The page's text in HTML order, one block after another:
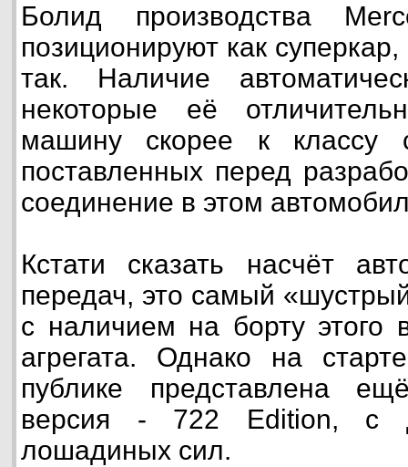
Болид производства
позиционируют как
так. Наличие
некоторые её
машину скорее к классу
поставленных перед
соединение в этом
Кстати сказать насчёт
передач, это самый
с наличием на борту этого
агрегата. Однако на
публике представлена
версия - 722 Edition, с
лошадиных сил.